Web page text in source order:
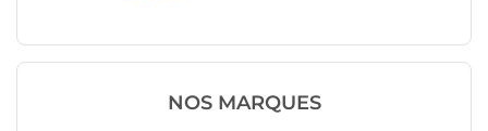
NOS MARQUES